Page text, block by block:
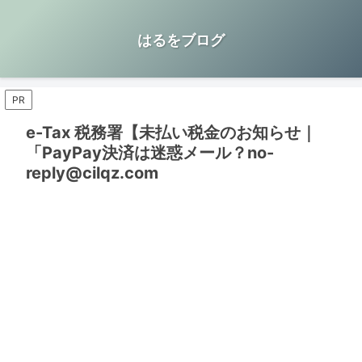
はるをブログ
PR
e-Tax 税務署【未払い税金のお知らせ｜
「PayPay決済は迷惑メール？no-
reply@cilqz.com